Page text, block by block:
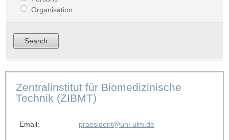
Organisation
Zentralinstitut für Biomedizinische
Technik (ZIBMT)
Email: praesident@uni-ulm.de